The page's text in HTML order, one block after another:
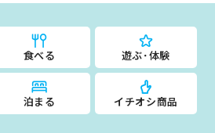
食べる 遊ぶ･体験
泊まる イチオシ商品